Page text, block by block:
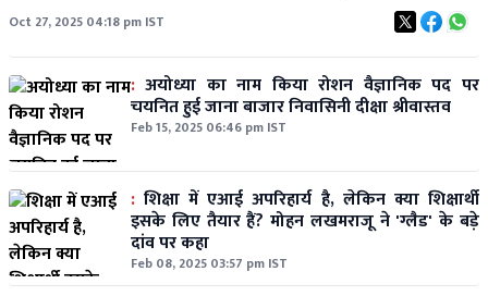
Oct 27, 2025 04:18 pm IST
: अयोध्या का नाम किया रोशन वैज्ञानिक पद पर
चयनित हुई जाना बाजार निवासिनी दीक्षा श्रीवास्तव
Feb 15, 2025 06:46 pm IST
: शिक्षा में एआई अपरिहार्य है, लेकिन क्या शिक्षार्थी
इसके लिए तैयार हैं? मोहन लखमराजू ने 'ग्लैड' के बड़े
दांव पर कहा
Feb 08, 2025 03:57 pm IST